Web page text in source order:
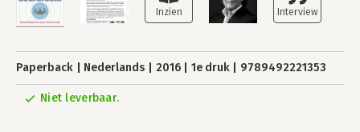
Paperback Nederlands 2016 1e druk 9789492221353
Niet leverbaar.